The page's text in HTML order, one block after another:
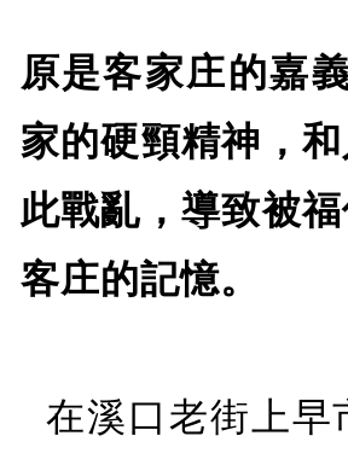
原是客家庄的嘉
家的硬頸精神，
此戰亂，導致被
客庄的記憶。
在溪口老街上